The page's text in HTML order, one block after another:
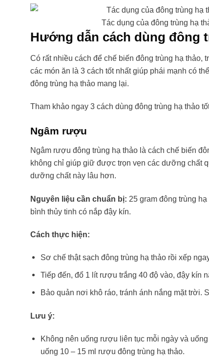
Tác dụng của đông trùng hạ
Hướng dẫn cách dùng đông
Có rất nhiều cách để chế biến đông trùng hạ thảo,
các món ăn là 3 cách tốt nhất giúp phái mạnh có
đông trùng hạ thảo mang lại.
Tham khảo ngay 3 cách dùng đông trùng hạ thảo
Ngâm rượu
Ngâm rượu đông trùng hạ thảo là cách chế biến
không chỉ giúp giữ được trọn vẹn các dưỡng chất
dưỡng chất này lâu hơn.
Nguyên liệu cần chuẩn bị: 25 gram đông trùng
bình thủy tinh có nắp đậy kín.
Cách thực hiện:
Sơ chế thật sạch đông trùng hạ thảo rồi xếp
Tiếp đến, đổ 1 lít rượu trắng 40 độ vào, đậy kín
Bảo quản nơi khô ráo, tránh ánh nắng mặt trời.
Lưu ý:
Không nên uống rượu liên tục mỗi ngày và
uống 10 – 15 ml rượu đông trùng hạ thảo.